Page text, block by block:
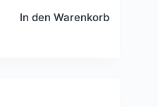
In den Warenkorb